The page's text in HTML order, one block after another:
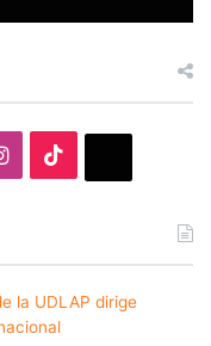
Instagram
la UDLAP dirige